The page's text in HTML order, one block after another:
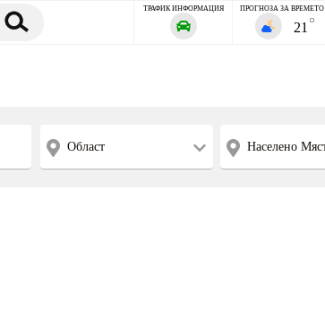
ПРОГНОЗА ЗА ВРЕМЕТО
21
ТРАФИК ИНФОРМАЦИЯ